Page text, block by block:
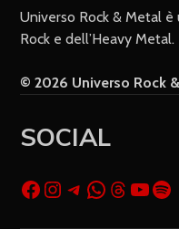
Universo Rock & Metal
Rock e dell’Heavy Metal.
© 2026 Universo Rock
SOCIAL